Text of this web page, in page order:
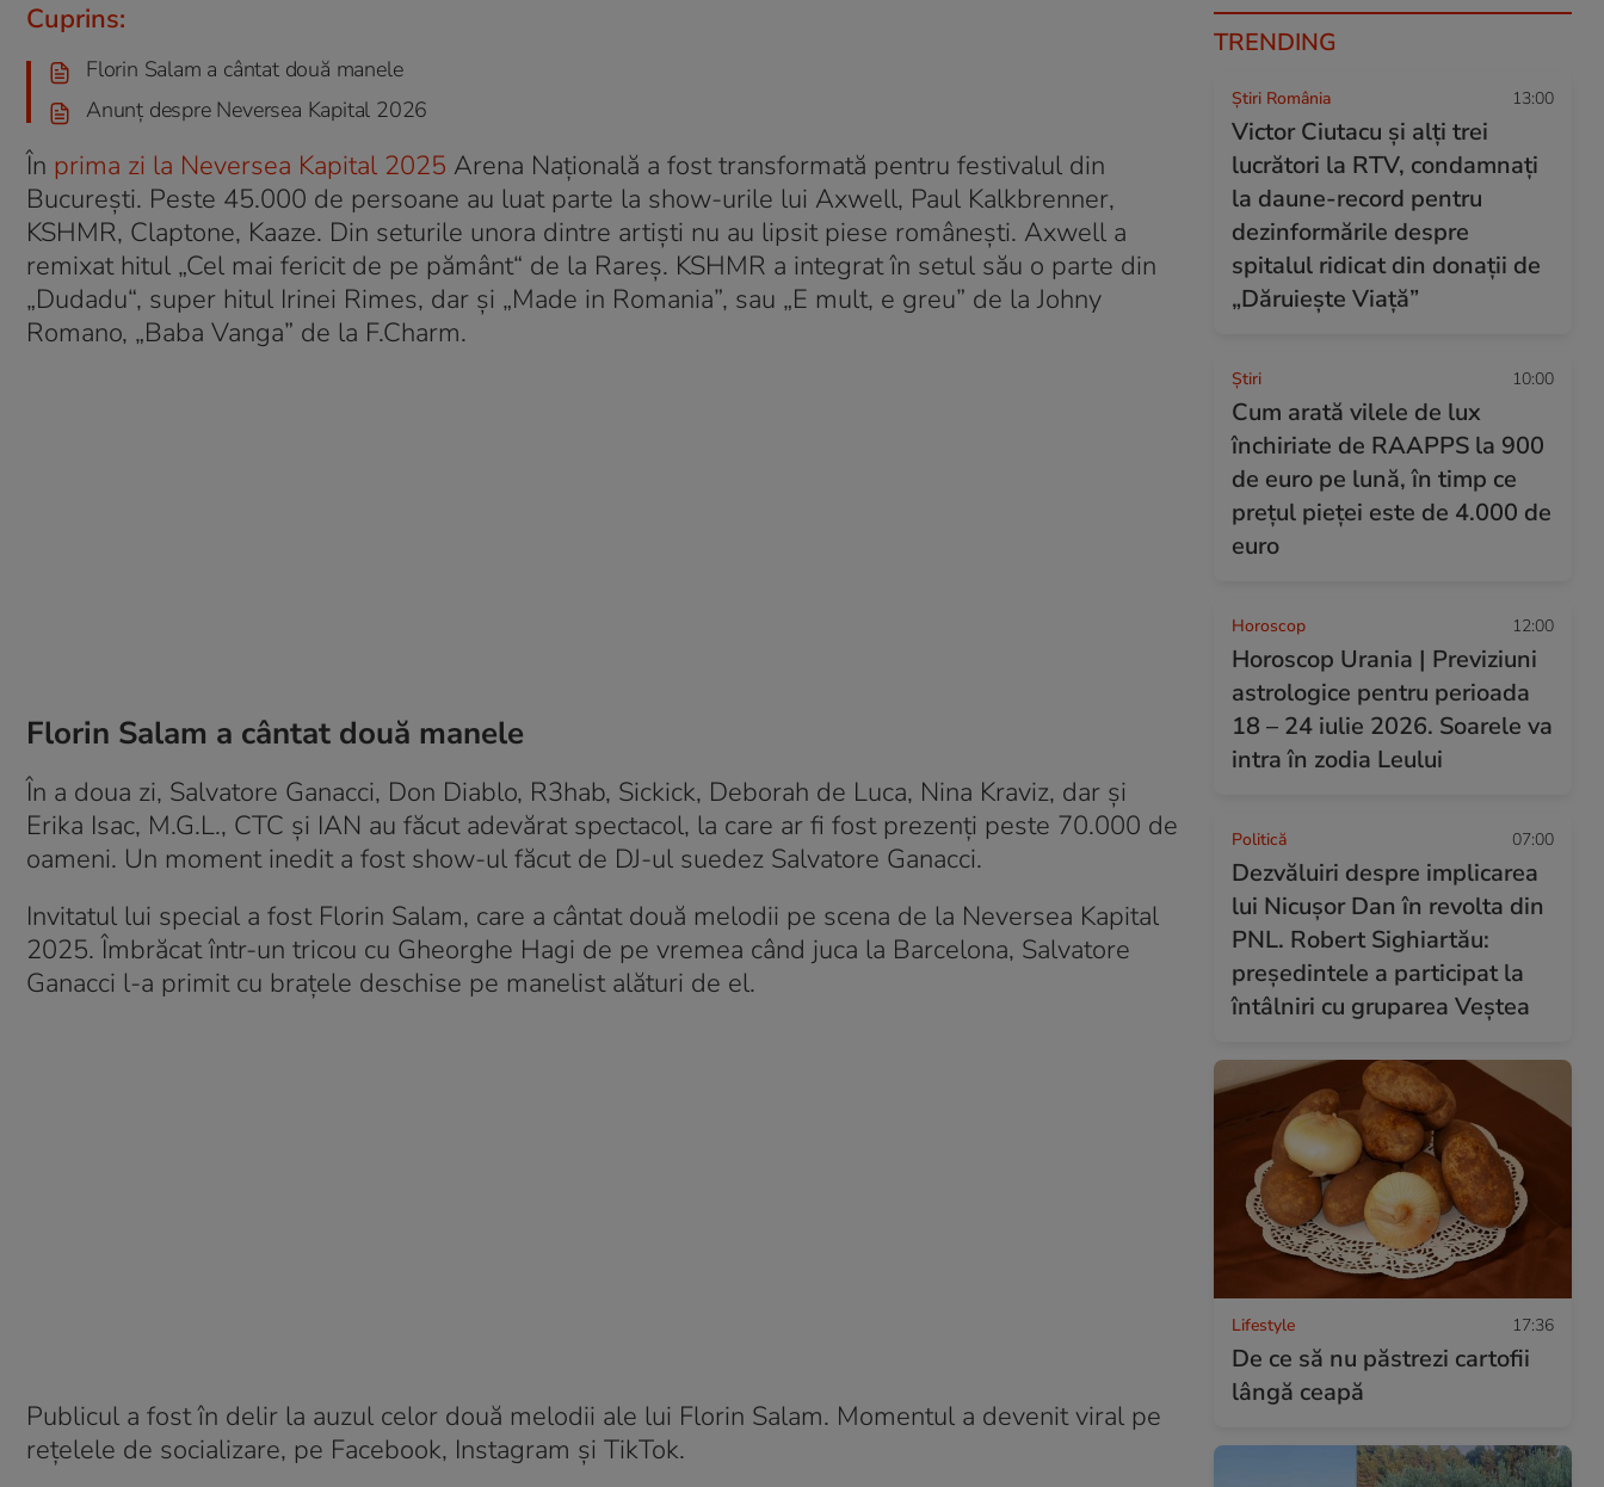
Cuprins:
Florin Salam a cântat două manele
Anunț despre Neversea Kapital 2026
În prima zi la Neversea Kapital 2025 Arena Națională a fost transformată pentru festivalul din
București. Peste 45.000 de persoane au luat parte la show-urile lui Axwell, Paul Kalkbrenner,
KSHMR, Claptone, Kaaze. Din seturile unora dintre artiști nu au lipsit piese românești. Axwell a
remixat hitul „Cel mai fericit de pe pământ“ de la Rareș. KSHMR a integrat în setul său o parte din
„Dudadu“, super hitul Irinei Rimes, dar și „Made in Romania”, sau „E mult, e greu” de la Johny
Romano, „Baba Vanga” de la F.Charm.
Florin Salam a cântat două manele
În a doua zi, Salvatore Ganacci, Don Diablo, R3hab, Sickick, Deborah de Luca, Nina Kraviz, dar și
Erika Isac, M.G.L., CTC și IAN au făcut adevărat spectacol, la care ar fi fost prezenți peste 70.000 de
oameni. Un moment inedit a fost show-ul făcut de DJ-ul suedez Salvatore Ganacci.
Invitatul lui special a fost Florin Salam, care a cântat două melodii pe scena de la Neversea Kapital
2025. Îmbrăcat într-un tricou cu Gheorghe Hagi de pe vremea când juca la Barcelona, Salvatore
Ganacci l-a primit cu brațele deschise pe manelist alături de el.
Publicul a fost în delir la auzul celor două melodii ale lui Florin Salam. Momentul a devenit viral pe
rețelele de socializare, pe Facebook, Instagram și TikTok.
TRENDING
Știri România 13:00
Victor Ciutacu și alți trei
lucrători la RTV, condamnați
la daune-record pentru
dezinformările despre
spitalul ridicat din donații de
„Dăruiește Viață”
Ştiri 10:00
Cum arată vilele de lux
închiriate de RAAPPS la 900
de euro pe lună, în timp ce
prețul pieței este de 4.000 de
euro
Horoscop 12:00
Horoscop Urania | Previziuni
astrologice pentru perioada
18 – 24 iulie 2026. Soarele va
intra în zodia Leului
Politică 07:00
Dezvăluiri despre implicarea
lui Nicușor Dan în revolta din
PNL. Robert Sighiartău:
președintele a participat la
întâlniri cu gruparea Veștea
Lifestyle 17:36
De ce să nu păstrezi cartofii
lângă ceapă